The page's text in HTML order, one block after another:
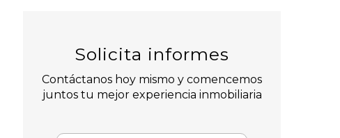
Solicita informes
Contáctanos hoy mismo y comencemos
juntos tu mejor experiencia inmobiliaria